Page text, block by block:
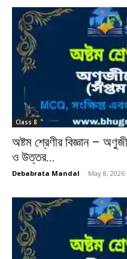
Class 8
অষ্টম শ্রেণীর বিজ্ঞান –
ও উত্তর...
Debabrata Mandal - May 8, 2026